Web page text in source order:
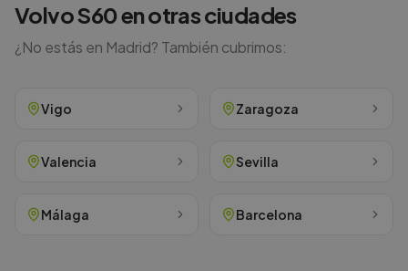
VolvoS60en otras ciudades
¿No estás en Madrid? También cubrimos:
Vigo Zaragoza
Valencia Sevilla
Málaga Barcelona